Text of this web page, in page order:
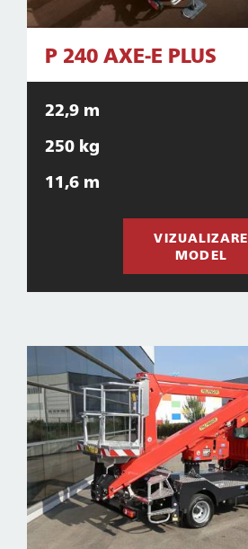
P 240 AXE-E PLUS
22,9 m
250 kg
11,6 m
VIZUALIZARE
MODEL